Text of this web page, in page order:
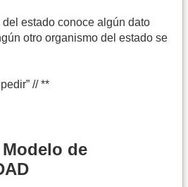
estado conoce algún dato
otro organismo del estado se
// **
de